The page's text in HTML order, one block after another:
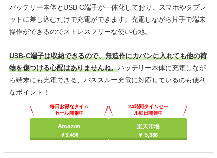
バッテリー本体とUSB-C端子が一体化しており、スマホやタブレ
ットに差し込むだけで充電ができます。充電しながら片手で端末
操作ができるのでストレスフリーな使い心地。
USB-C端子は収納できるので、無造作にカバンに入れても他の荷
物を傷つける心配はありませんね。バッテリー本体に充電しなが
ら端末にも充電できる、パススルー充電に対応しているのも便利
なポイント！
毎日お得なタイム
セール開催中
Amazon
￥3,490
24時間タイムセー
ル毎日開催中
楽天市場
￥ 5,388